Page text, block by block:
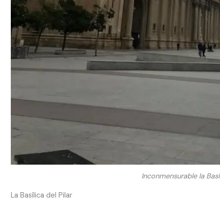
Inconmensurable la
La Basílica del Pilar